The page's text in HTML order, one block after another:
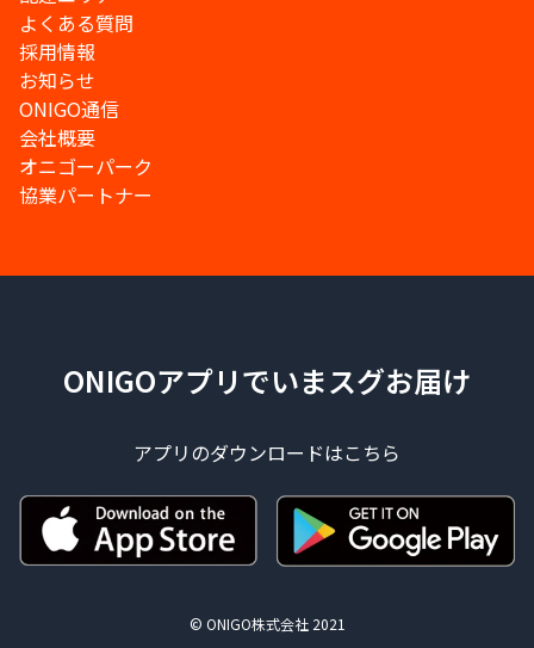
よくある質問
採用情報
お知らせ
ONIGO通信
会社概要
オニゴーパーク
協業パートナー
ONIGOアプリでいまスグお届け
アプリのダウンロードはこちら
© ONIGO株式会社 2021